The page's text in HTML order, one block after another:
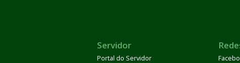
Servidor
Portal do Servidor